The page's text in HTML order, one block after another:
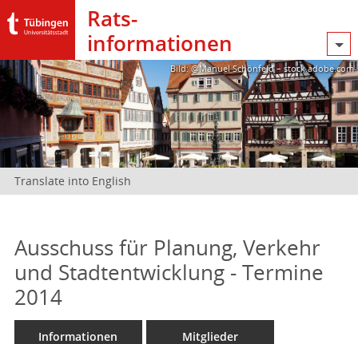
Rats­
informationen
Bild: @Manuel Schönfeld – stock.adobe.com
Translate into English
Ausschuss für Planung, Verkehr
und Stadtentwicklung - Termine
2014
Informationen Mitglieder